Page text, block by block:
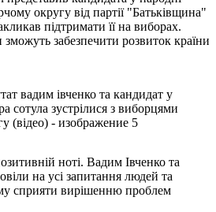
округу від партії "Батьківщина"
підтримати її на виборах.
забезпечити розвиток країни
ноті. Вадим Івченко та
на усі запитання людей та
сприяти вирішенню проблем